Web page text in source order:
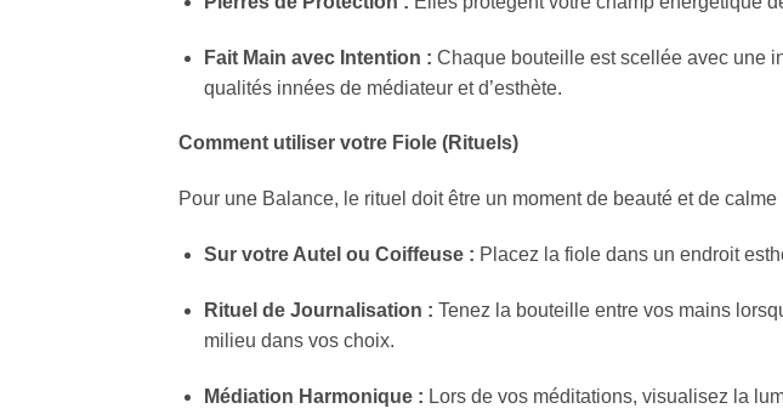
Fait Main avec Intention : Chaque bouteille est scellée avec une
qualités innées de médiateur et d’esthète.
Comment utiliser votre Fiole (Rituels)
Pour une Balance, le rituel doit être un moment de beauté et de calme
Sur votre Autel ou Coiffeuse : Placez la fiole dans un endroit
Rituel de Journalisation : Tenez la bouteille entre vos mains
milieu dans vos choix.
Médiation Harmonique : Lors de vos méditations, visualisez la